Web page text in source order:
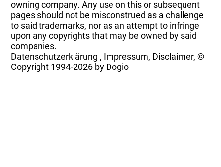
owning company. Any use on this or subsequent
pages should not be misconstrued as a challenge
to said trademarks, nor as an attempt to infringe
upon any copyrights that may be owned by said
companies.
Datenschutzerklärung , Impressum, Disclaimer, ©
Copyright 1994-2026 by Dogio